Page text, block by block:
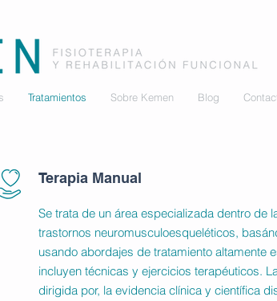
Tratamientos Sobre Kemen Blog
Terapia Manual
Se trata de un área especializada dentro de
trastornos neuromusculoesqueléticos,
usando abordajes de tratamiento altamente
incluyen técnicas y ejercicios terapéuticos.
dirigida por, la evidencia clínica y científica